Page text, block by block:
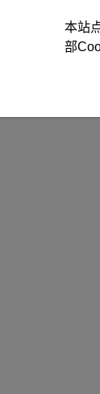
本站
部